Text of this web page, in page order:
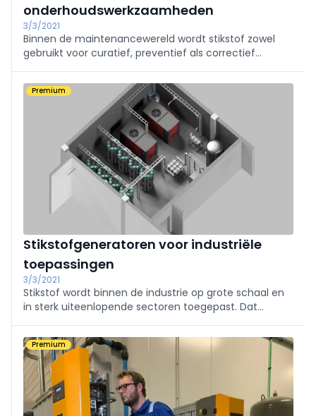
onderhoudswerkzaamheden
3/3/2021
Binnen de maintenancewereld wordt stikstof zowel
gebruikt voor curatief, preventief als correctief
vloeibare toestand.
Premium
Stikstofgeneratoren voor industriële
toepassingen
3/3/2021
Stikstof wordt binnen de industrie op grote schaal en
in sterk uiteenlopende sectoren toegepast. Dat
industrie tot de chemische en farmaceutische
industrie. In veel sectoren stapt men in toenemende
mate over op het zelf genereren van stikstof met
behulp van een stikstofgenerator.
Premium